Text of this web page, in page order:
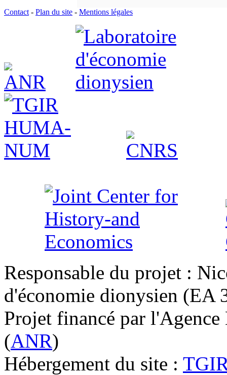
Contact - Plan du site - Mentions légales
Responsable du projet :
d'économie dionysien
Projet financé par l'Agence
(ANR)
Hébergement du site :